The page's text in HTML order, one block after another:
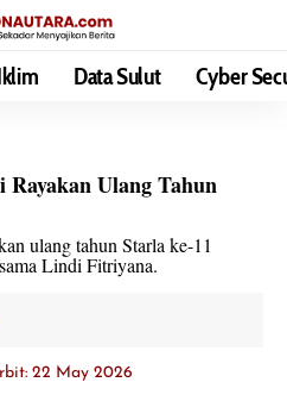
Data Sulut Cyber
Ulang Tahun
ulang tahun Starla ke-11
Lindi Fitriyana.
22 May 2026